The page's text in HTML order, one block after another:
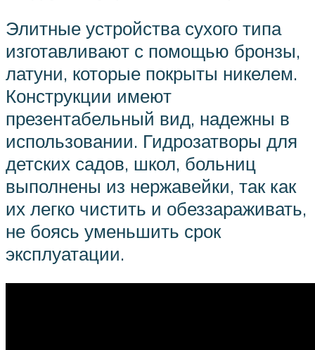
Элитные устройства сухого типа
изготавливают с помощью бронзы,
латуни, которые покрыты никелем.
Конструкции имеют
презентабельный вид, надежны в
использовании. Гидрозатворы для
детских садов, школ, больниц
выполнены из нержавейки, так как
их легко чистить и обеззараживать,
не боясь уменьшить срок
эксплуатации.